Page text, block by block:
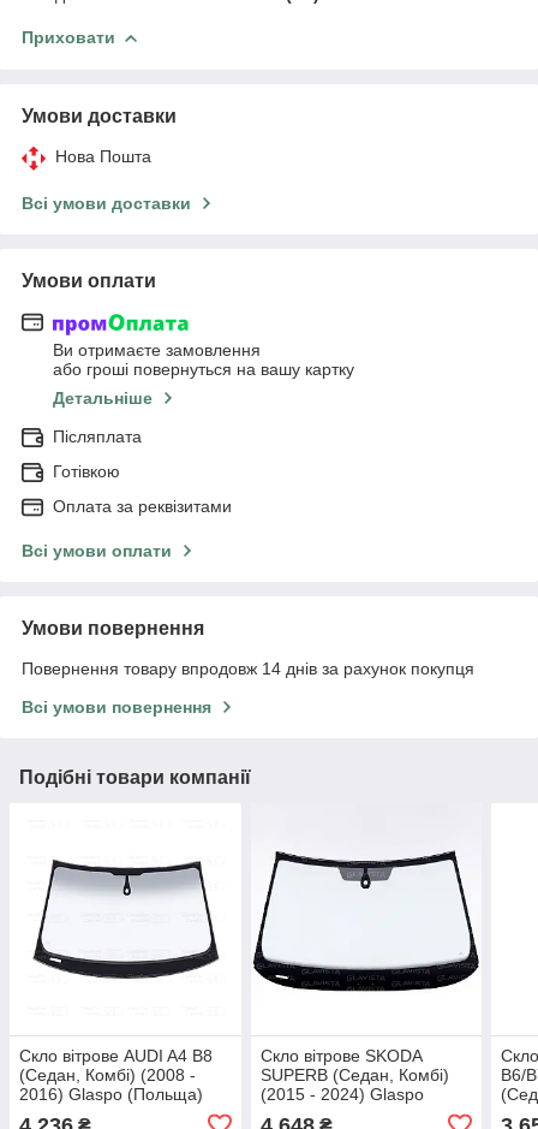
Приховати
Умови доставки
Нова Пошта
Всі умови доставки
Умови оплати
Ви отримаєте замовлення
або гроші повернуться на вашу картку
Детальніше
Післяплата
Готівкою
Оплата за реквізитами
Всі умови оплати
Умови повернення
Повернення товару впродовж 14 днів за рахунок покупця
Всі умови повернення
Подібні товари компанії
Скло вітрове AUDI A4 B8
(Седан, Комбі) (2008 -
2016) Glaspo (Польща)
Скло вітрове SKODA
SUPERB (Седан, Комбі)
(2015 - 2024) Glaspo
B6/